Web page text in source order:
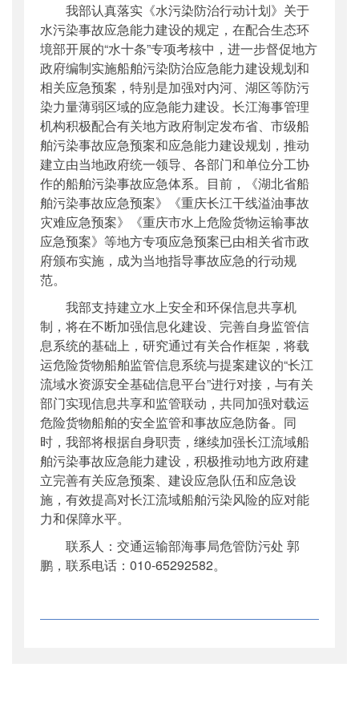
我部认真落实《水污染防治行动计划》关于
水污染事故应急能力建设的规定，在配合生态环
境部开展的“水十条”专项考核中，进一步督促地方
政府编制实施船舶污染防治应急能力建设规划和
相关应急预案，特别是加强对内河、湖区等防污
染力量薄弱区域的应急能力建设。长江海事管理
机构积极配合有关地方政府制定发布省、市级船
舶污染事故应急预案和应急能力建设规划，推动
建立由当地政府统一领导、各部门和单位分工协
作的船舶污染事故应急体系。目前，《湖北省船
舶污染事故应急预案》《重庆长江干线溢油事故
灾难应急预案》《重庆市水上危险货物运输事故
应急预案》等地方专项应急预案已由相关省市政
府颁布实施，成为当地指导事故应急的行动规
范。
我部支持建立水上安全和环保信息共享机
制，将在不断加强信息化建设、完善自身监管信
息系统的基础上，研究通过有关合作框架，将载
运危险货物船舶监管信息系统与提案建议的“长江
流域水资源安全基础信息平台”进行对接，与有关
部门实现信息共享和监管联动，共同加强对载运
危险货物船舶的安全监管和事故应急防备。同
时，我部将根据自身职责，继续加强长江流域船
舶污染事故应急能力建设，积极推动地方政府建
立完善有关应急预案、建设应急队伍和应急设
施，有效提高对长江流域船舶污染风险的应对能
力和保障水平。
联系人：交通运输部海事局危管防污处 郭
鹏，联系电话： 010-65292582。